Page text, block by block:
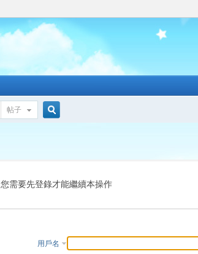
帖子
索
您需要先登錄才能繼續本操作
用戶名